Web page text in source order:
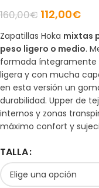
160,00€ 112,00€
Zapatillas Hoka mixtas
peso ligero o medio.
formada íntegramente
ligera y con mucha
en esta versión un
durabilidad. Upper de
internos y zonas
máximo confort y
TALLA